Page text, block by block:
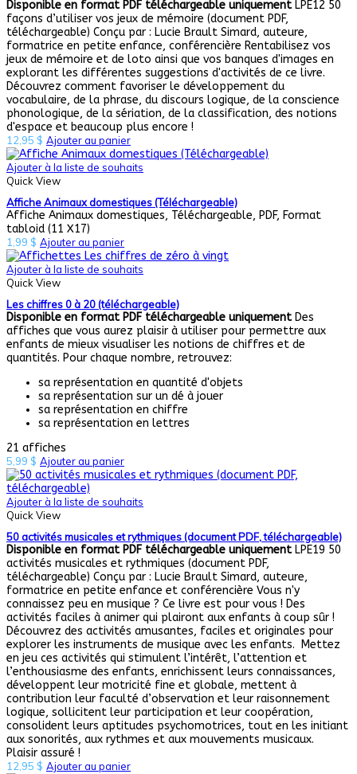
Disponible en format PDF téléchargeable uniquementLPE12 50
façons d’utiliser vos jeux de mémoire (document PDF,
téléchargeable) Conçu par : Lucie Brault Simard, auteure,
formatrice en petite enfance, conférencière Rentabilisez vos
jeux de mémoire et de loto ainsi que vos banques d'images en
explorant les différentes suggestions d'activités de ce livre.
Découvrez comment favoriser le développement du
vocabulaire, de la phrase, du discours logique, de la conscience
phonologique, de la sériation, de la classification, des notions
d'espace et beaucoup plus encore !
12,95 $ Ajouter au panier
Ajouter à la liste de souhaits
Quick View
Affiche Animaux domestiques (Téléchargeable)
Affiche Animaux domestiques, Téléchargeable, PDF, Format
tabloid (11 X17)
1,99 $ Ajouter au panier
Ajouter à la liste de souhaits
Quick View
Les chiffres 0 à 20 (téléchargeable)
Disponible en format PDF téléchargeable uniquementDes
affiches que vous aurez plaisir à utiliser pour permettre aux
enfants de mieux visualiser les notions de chiffres et de
quantités. Pour chaque nombre, retrouvez:
sa représentation en quantité d'objets
sa représentation sur un dé à jouer
sa représentation en chiffre
sa représentation en lettres
21 affiches
5,99 $ Ajouter au panier
Ajouter à la liste de souhaits
Quick View
50 activités musicales et rythmiques (document PDF, téléchargeable)
Disponible en format PDF téléchargeable uniquementLPE19 50
activités musicales et rythmiques (document PDF,
téléchargeable) Conçu par : Lucie Brault Simard, auteure,
formatrice en petite enfance et conférencière Vous n'y
connaissez peu en musique ? Ce livre est pour vous ! Des
activités faciles à animer qui plairont aux enfants à coup sûr !
Découvrez des activités amusantes, faciles et originales pour
explorer les instruments de musique avec les enfants. Mettez
en jeu ces activités qui stimulent l’intérêt, l’attention et
l’enthousiasme des enfants, enrichissent leurs connaissances,
développent leur motricité fine et globale, mettent à
contribution leur faculté d’observation et leur raisonnement
logique, sollicitent leur participation et leur coopération,
consolident leurs aptitudes psychomotrices, tout en les initiant
aux sonorités, aux rythmes et aux mouvements musicaux.
Plaisir assuré !
12,95 $ Ajouter au panier